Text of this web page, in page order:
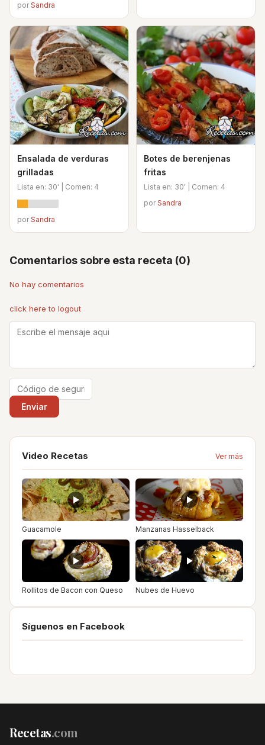
porSandra
Ensalada de verduras
grilladas
Lista en: 30' | Comen: 4
porSandra
Botes de berenjenas
fritas
Lista en: 30' | Comen: 4
porSandra
Comentarios sobre esta receta (0)
No hay comentarios
click here to logout
Video Recetas Ver más
Guacamole Manzanas Hasselback
Rollitos de Bacon con Queso Nubes de Huevo
Síguenos en Facebook
Recetas.com